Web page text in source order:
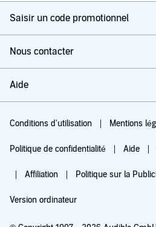
Saisir un code promotionnel
Nous contacter
Aide
Conditions d'utilisation Mentions
Politique de confidentialité Aide
Affiliation Politique sur la
Version ordinateur